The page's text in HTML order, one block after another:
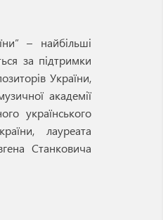
– найбільші
за підтримки
України,
академії
українського
лауреата
Станковича